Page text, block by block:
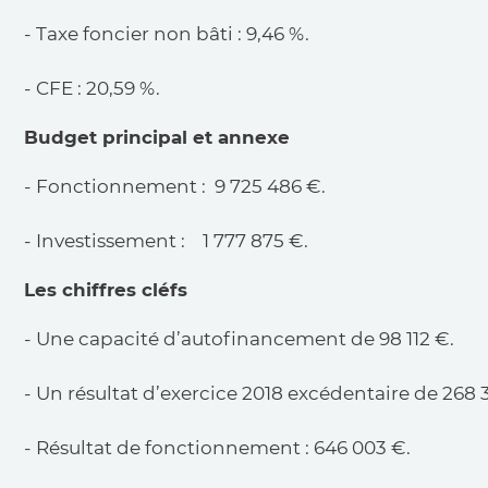
- Taxe foncier non bâti : 9,46 %.
- CFE : 20,59 %.
Budget principal et annexe
- Fonctionnement : 9 725 486 €.
- Investissement : 1 777 875 €.
Les chiffres cléfs
- Une capacité d’autofinancement de 98 112 €.
- Un résultat d’exercice 2018 excédentaire de 268
- Résultat de fonctionnement : 646 003 €.